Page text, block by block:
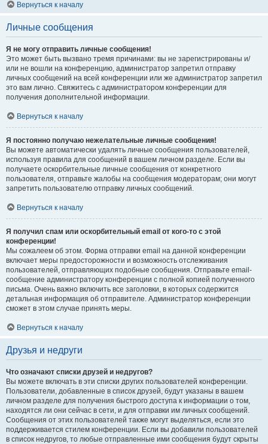
Вернуться к началу
Личные сообщения
Я не могу отправить личные сообщения!
Это может быть вызвано тремя причинами: вы не зарегистрированы и/
или не вошли на конференцию, администратор запретил отправку
личных сообщений на всей конференции или же администратор запретил
это вам лично. Свяжитесь с администратором конференции для
получения дополнительной информации.
Вернуться к началу
Я постоянно получаю нежелательные личные сообщения!
Вы можете автоматически удалять личные сообщения пользователей,
используя правила для сообщений в вашем личном разделе. Если вы
получаете оскорбительные личные сообщения от конкретного
пользователя, отправьте жалобы на сообщения модераторам; они могут
запретить пользователю отправку личных сообщений.
Вернуться к началу
Я получил спам или оскорбительный email от кого-то с этой
конференции!
Мы сожалеем об этом. Форма отправки email на данной конференции
включает меры предосторожности и возможность отслеживания
пользователей, отправляющих подобные сообщения. Отправьте email-
сообщение администратору конференции с полной копией полученного
письма. Очень важно включить все заголовки, в которых содержится
детальная информация об отправителе. Администратор конференции
сможет в этом случае принять меры.
Вернуться к началу
Друзья и недруги
Что означают списки друзей и недругов?
Вы можете включать в эти списки других пользователей конференции.
Пользователи, добавленные в список друзей, будут указаны в вашем
личном разделе для получения быстрого доступа к информации о том,
находятся ли они сейчас в сети, и для отправки им личных сообщений.
Сообщения от этих пользователей также могут выделяться, если это
поддерживается стилем конференции. Если вы добавили пользователей
в список недругов, то любые отправленные ими сообщения будут скрыты